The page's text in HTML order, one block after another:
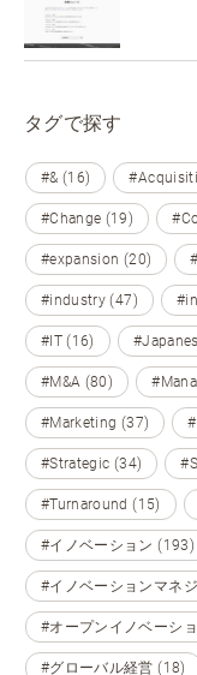
タグで探す
#& (16)
#Change (19)
#expansion (20)
#industry (47)
#IT (16)
#M&A (80)
#Marketing (37)
#Strategic (34)
#Turnaround (15)
#イノベーション (193)
#イノベーションマネ
#オープンイノベーシ
#グローバル経営 (18)